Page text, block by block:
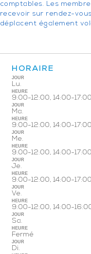
comptables. Les
recevoir sur rendez-
déplacent également
HORAIRE
JOUR
Lu.
HEURE
9:00-12:00, 14:00-17:00
JOUR
Ma.
HEURE
9:00-12:00, 14:00-17:00
JOUR
Me.
HEURE
9:00-12:00, 14:00-17:00
JOUR
Je.
HEURE
9:00-12:00, 14:00-17:00
JOUR
Ve.
HEURE
9:00-12:00, 14:00-
JOUR
Sa.
HEURE
Fermé
JOUR
Di.